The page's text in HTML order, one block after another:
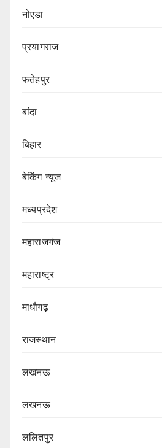
नोएडा
प्रयागराज
फतेहपुर
बांदा
बिहार
बेकिंग न्यूज
मध्यप्रदेश
महाराजगंज
महाराष्ट्र
माधौगढ़
राजस्थान
लखनऊ
लखनऊ
ललितपुर